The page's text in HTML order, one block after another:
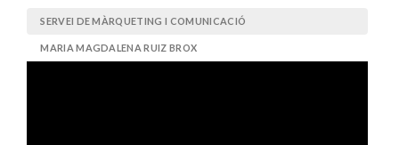
SERVEI DE MÀRQUETING I COMUNICACIÓ
MARIA MAGDALENA RUIZ BROX